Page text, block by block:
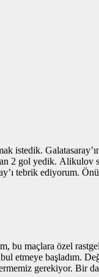
istedik.
2 gol yedik. Alikulov
tebrik ediyorum.
bu maçlara özel
etmeye başladım.
gerekiyor. Bir